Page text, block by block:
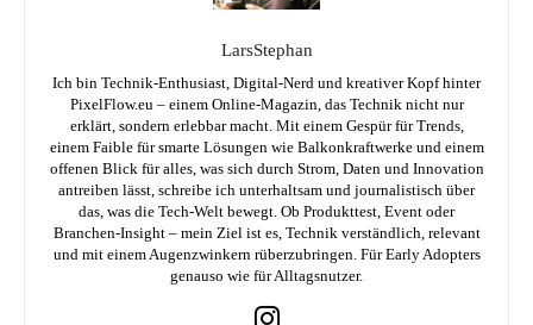
LarsStephan
Ich bin Technik-Enthusiast, Digital-Nerd und kreativer Kopf hinter
PixelFlow.eu – einem Online-Magazin, das Technik nicht nur
erklärt, sondern erlebbar macht. Mit einem Gespür für Trends,
einem Faible für smarte Lösungen wie Balkonkraftwerke und einem
offenen Blick für alles, was sich durch Strom, Daten und Innovation
antreiben lässt, schreibe ich unterhaltsam und journalistisch über
das, was die Tech-Welt bewegt. Ob Produkttest, Event oder
Branchen-Insight – mein Ziel ist es, Technik verständlich, relevant
und mit einem Augenzwinkern rüberzubringen. Für Early Adopters
genauso wie für Alltagsnutzer.